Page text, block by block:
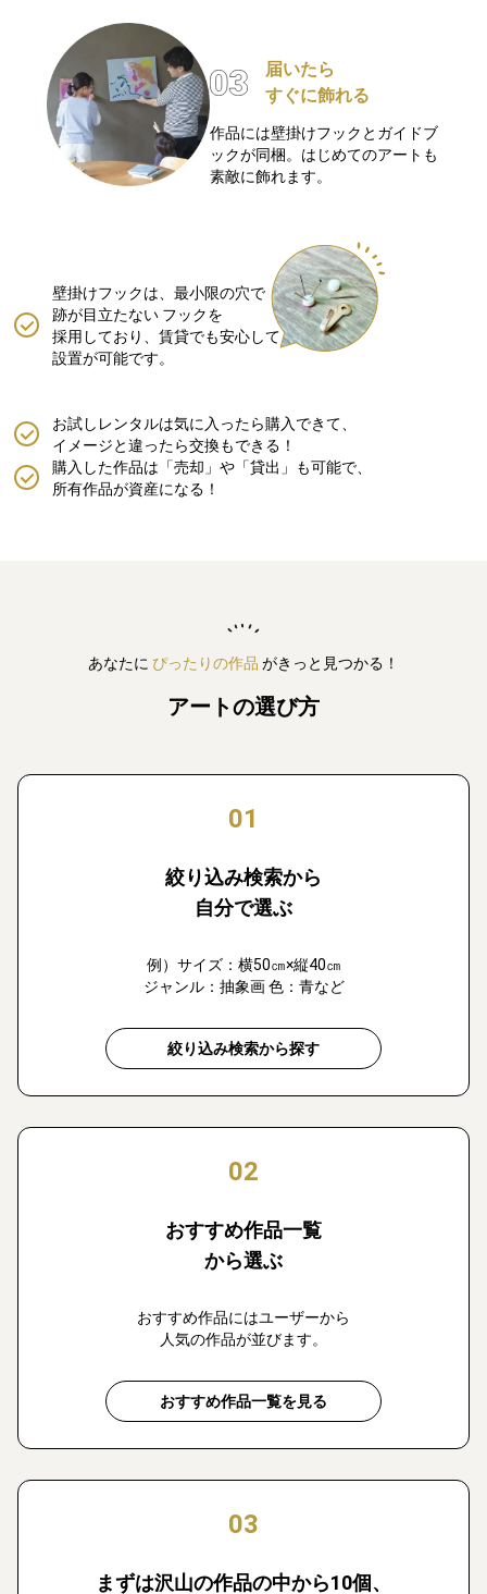
届いたら
すぐに飾れる
作品には壁掛けフックとガイドブ
ックが同梱。はじめてのアートも
素敵に飾れます。
壁掛けフックは、最小限の穴で
跡が目立たない フックを
採用しており、賃貸でも安心して
設置が可能です。
購入した作品は「売却」や「貸出」も可能で、
所有作品が資産になる！
お試しレンタルは気に入ったら購入できて、
イメージと違ったら交換もできる！
あなたに ぴったりの作品 がきっと見つかる！
アートの選び方
01
絞り込み検索から
自分で選ぶ
例）サイズ：横50㎝×縦40㎝
ジャンル：抽象画 色：青など
絞り込み検索から探す
02
おすすめ作品一覧
から選ぶ
おすすめ作品にはユーザーから
人気の作品が並びます。
おすすめ作品一覧を見る
03
まずは沢山の作品の中から10個、